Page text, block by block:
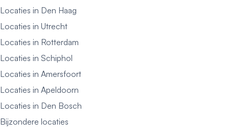
Locaties in Den Haag
Locaties in Utrecht
Locaties in Rotterdam
Locaties in Schiphol
Locaties in Amersfoort
Locaties in Apeldoorn
Locaties in Den Bosch
Bijzondere locaties